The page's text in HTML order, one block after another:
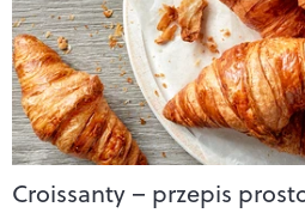
Croissanty – przepis